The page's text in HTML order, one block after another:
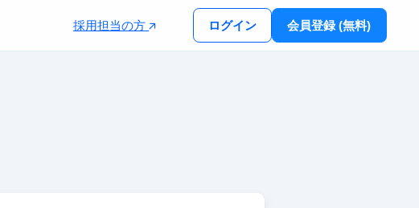
採用担当の方 ログイン 会員登録 (無料)